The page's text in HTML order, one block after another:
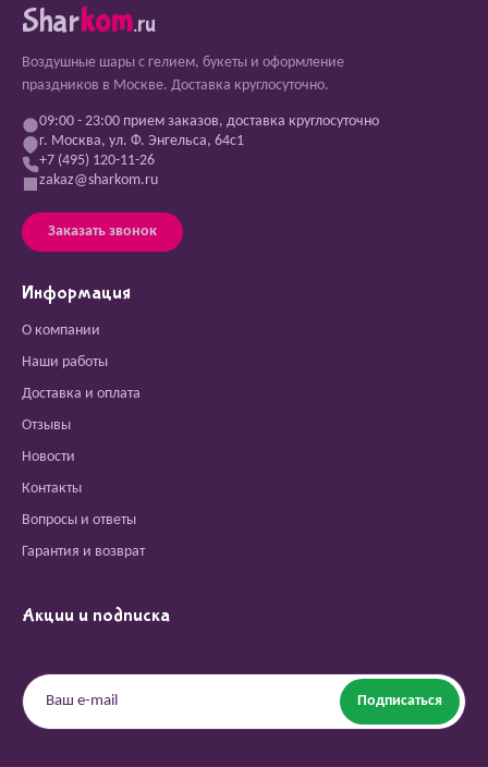
Sharkom.ru
Воздушные шары с гелием, букеты и оформление
праздников в Москве. Доставка круглосуточно.
09:00 - 23:00 прием заказов, доставка круглосуточно
г. Москва, ул. Ф. Энгельса, 64с1
+7 (495) 120-11-26
zakaz@sharkom.ru
Заказать звонок
Информация
О компании
Наши работы
Доставка и оплата
Отзывы
Новости
Контакты
Вопросы и ответы
Гарантия и возврат
Акции и подписка
Подписаться